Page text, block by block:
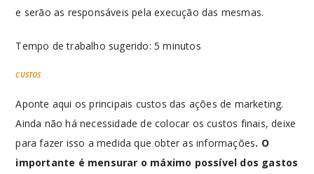
e serão as responsáveis pela execução das mesmas.
Tempo de trabalho sugerido: 5 minutos
CUSTOS
Aponte aqui os principais custos das ações de marketing.
Ainda não há necessidade de colocar os custos finais, deixe
para fazer isso a medida que obter as informações. O
importante é mensurar o máximo possível dos gastos